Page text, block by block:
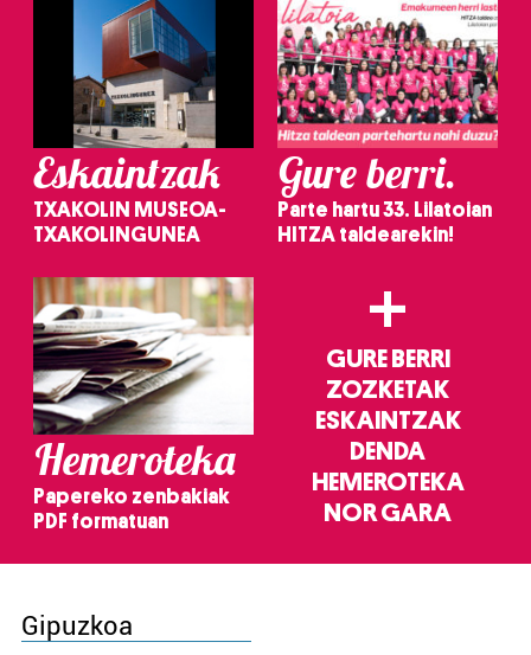
Eskaintzak
TXAKOLIN MUSEOA-
TXAKOLINGUNEA
Gure berri.
Parte hartu 33. Lilatoian
HITZA taldearekin!
Hemeroteka
Papereko zenbakiak
PDF formatuan
+
GURE BERRI
ZOZKETAK
ESKAINTZAK
DENDA
HEMEROTEKA
NOR GARA
Gipuzkoa